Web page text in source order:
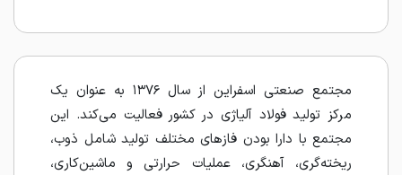
مجتمع صنعتی اسفراین از سال ۱۳۷۶ به عنوان یک
مرکز تولید فولاد آلیاژی در کشور فعالیت می‌کند. این
مجتمع با دارا بودن فازهای مختلف تولید شامل ذوب،
ریخته‌گری، آهنگری، عملیات حرارتی و ماشین‌کاری،